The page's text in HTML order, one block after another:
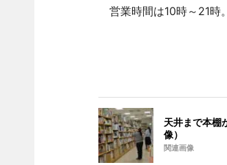
営業時間は10時～21時。
天井まで本棚
像）
関連画像